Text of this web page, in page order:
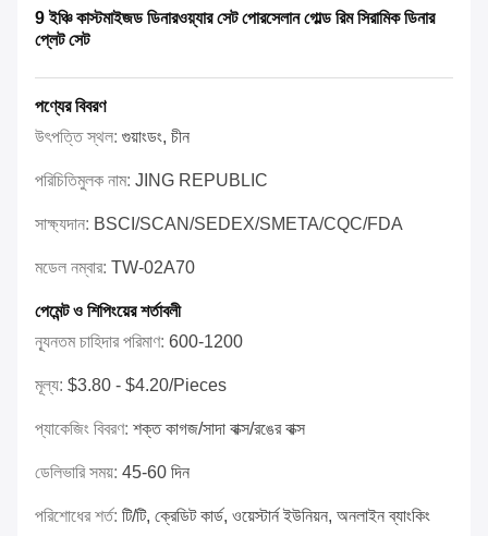
9 ইঞ্চি কাস্টমাইজড ডিনারওয়্যার সেট পোরসেলান গোল্ড রিম সিরামিক ডিনার
প্লেট সেট
পণ্যের বিবরণ
উৎপত্তি স্থল: গুয়াংডং, চীন
পরিচিতিমুলক নাম: JING REPUBLIC
সাক্ষ্যদান: BSCI/SCAN/SEDEX/SMETA/CQC/FDA
মডেল নম্বার: TW-02A70
পেমেন্ট ও শিপিংয়ের শর্তাবলী
ন্যূনতম চাহিদার পরিমাণ: 600-1200
মূল্য: $3.80 - $4.20/pieces
প্যাকেজিং বিবরণ: শক্ত কাগজ/সাদা বাক্স/রঙের বাক্স
ডেলিভারি সময়: 45-60 দিন
পরিশোধের শর্ত: টি/টি, ক্রেডিট কার্ড, ওয়েস্টার্ন ইউনিয়ন, অনলাইন ব্যাংকিং